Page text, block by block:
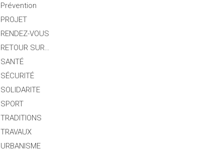
Prévention
PROJET
RENDEZ-VOUS
RETOUR SUR…
SANTÉ
SÉCURITÉ
SOLIDARITE
SPORT
TRADITIONS
TRAVAUX
URBANISME